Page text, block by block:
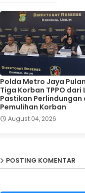
Polda Metro Jaya
Tiga Korban TPPO dari
Pastikan Perlindungan
Pemulihan Korban
August 04, 2026
POSTING KOMENTAR